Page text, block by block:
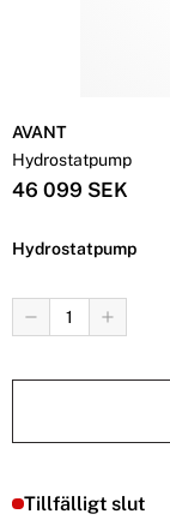
AVANT
Hydrostatpump
46 099 SEK
Hydrostatpump
Tillfälligt slut